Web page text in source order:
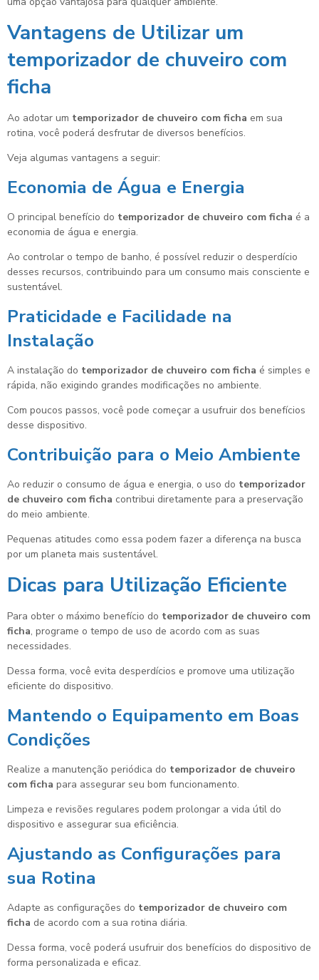
Vantagens de Utilizar um
temporizador de chuveiro com
ficha
Ao adotar um temporizador de chuveiro com ficha em sua
rotina, você poderá desfrutar de diversos benefícios.
Veja algumas vantagens a seguir:
Economia de Água e Energia
O principal benefício do temporizador de chuveiro com ficha é a
economia de água e energia.
Ao controlar o tempo de banho, é possível reduzir o desperdício
desses recursos, contribuindo para um consumo mais consciente e
sustentável.
Praticidade e Facilidade na
Instalação
A instalação do temporizador de chuveiro com ficha é simples e
rápida, não exigindo grandes modificações no ambiente.
Com poucos passos, você pode começar a usufruir dos benefícios
desse dispositivo.
Contribuição para o Meio Ambiente
Ao reduzir o consumo de água e energia, o uso do temporizador
de chuveiro com ficha contribui diretamente para a preservação
do meio ambiente.
Pequenas atitudes como essa podem fazer a diferença na busca
por um planeta mais sustentável.
Dicas para Utilização Eficiente
Para obter o máximo benefício do temporizador de chuveiro com
ficha, programe o tempo de uso de acordo com as suas
necessidades.
Dessa forma, você evita desperdícios e promove uma utilização
eficiente do dispositivo.
Mantendo o Equipamento em Boas
Condições
Realize a manutenção periódica do temporizador de chuveiro
com ficha para assegurar seu bom funcionamento.
Limpeza e revisões regulares podem prolongar a vida útil do
dispositivo e assegurar sua eficiência.
Ajustando as Configurações para
sua Rotina
Adapte as configurações do temporizador de chuveiro com
ficha de acordo com a sua rotina diária.
Dessa forma, você poderá usufruir dos benefícios do dispositivo de
forma personalizada e eficaz.